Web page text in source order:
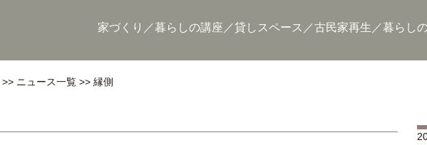
家づくり 暮らしの講座 貸しスペース 古民家再生 暮らし
ニュース一覧 縁側